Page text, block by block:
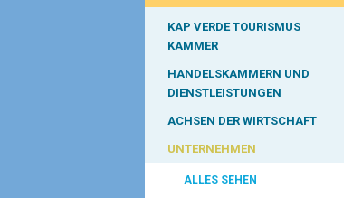
KAP VERDE TOURISMUS
KAMMER
HANDELSKAMMERN UND
DIENSTLEISTUNGEN
ACHSEN DER WIRTSCHAFT
UNTERNEHMEN
ALLES SEHEN